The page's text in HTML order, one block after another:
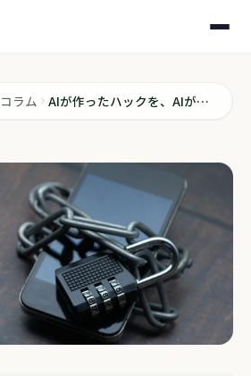
コラム AIが作ったハックを、AIが止めた時代に私たちのツールは安全か